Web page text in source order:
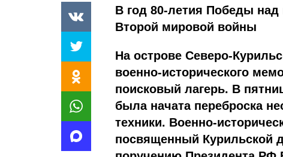
В год 80-летия Победы над
Второй мировой войны
На острове Северо-
военно-исторического
поисковый лагерь. В
была начата переброска
техники. Военно-
посвященный Курильской